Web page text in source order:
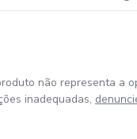
não representa a
inadequadas,